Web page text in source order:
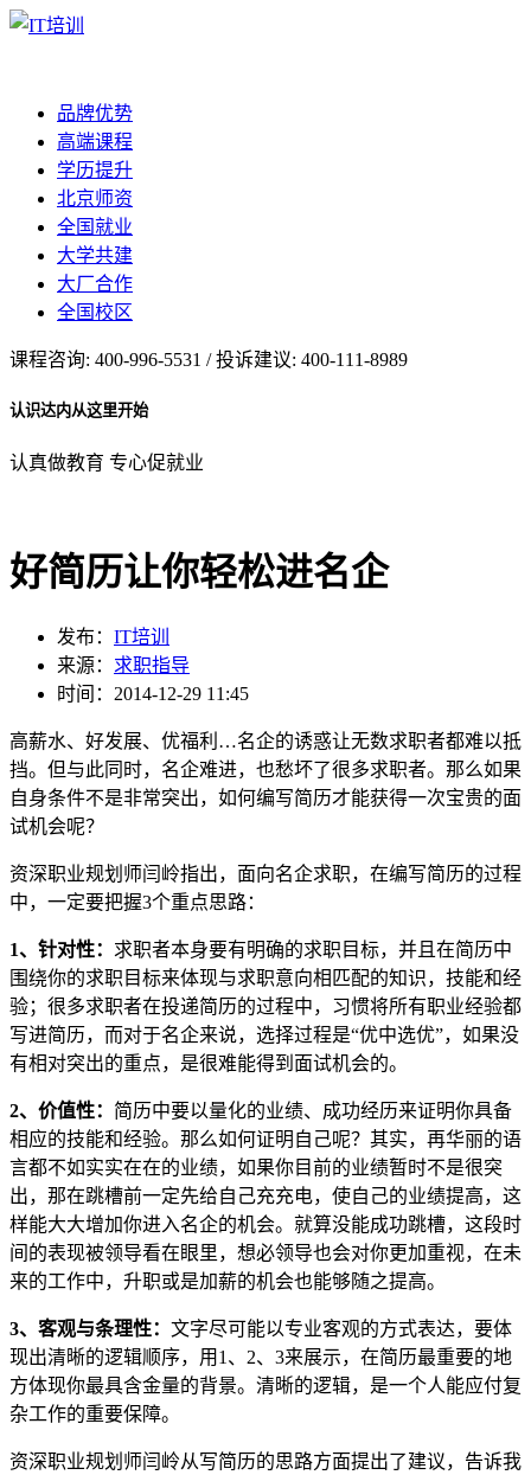
品牌优势
高端课程
学历提升
北京师资
全国就业
大学共建
大厂合作
全国校区
课程咨询: 400-996-5531 / 投诉建议: 400-111-8989
认识达内从这里开始
认真做教育 专心促就业
好简历让你轻松进名企
发布： IT培训
来源： 求职指导
时间：2014-12-29 11:45
高薪水、好发展、优福利…名企的诱惑让无数求职者都难以抵
挡。但与此同时，名企难进，也愁坏了很多求职者。那么如果
自身条件不是非常突出，如何编写简历才能获得一次宝贵的面
试机会呢？
资深职业规划师闫岭指出，面向名企求职，在编写简历的过程
中，一定要把握3个重点思路：
1、针对性： 求职者本身要有明确的求职目标，并且在简历中
围绕你的求职目标来体现与求职意向相匹配的知识，技能和经
验；很多求职者在投递简历的过程中，习惯将所有职业经验都
写进简历，而对于名企来说，选择过程是“优中选优”，如果没
有相对突出的重点，是很难能得到面试机会的。
2、价值性： 简历中要以量化的业绩、成功经历来证明你具备
相应的技能和经验。那么如何证明自己呢？其实，再华丽的语
言都不如实实在在的业绩，如果你目前的业绩暂时不是很突
出，那在跳槽前一定先给自己充充电，使自己的业绩提高，这
样能大大增加你进入名企的机会。就算没能成功跳槽，这段时
间的表现被领导看在眼里，想必领导也会对你更加重视，在未
来的工作中，升职或是加薪的机会也能够随之提高。
3、客观与条理性： 文字尽可能以专业客观的方式表达，要体
现出清晰的逻辑顺序，用1、2、3来展示，在简历最重要的地
方体现你最具含金量的背景。清晰的逻辑，是一个人能应付复
杂工作的重要保障。
资深职业规划师闫岭从写简历的思路方面提出了建议，告诉我